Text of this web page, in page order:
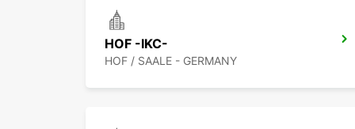
HOF -IKC-
HOF / SAALE - GERMANY